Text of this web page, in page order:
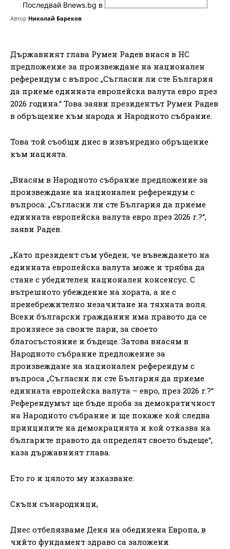
Последвай Bnews.bg в
Автор Николай Бареков
Държавният глава Румен Радев внася в НС
предложение за произвеждане на национален
референдум с въпрос „Съгласни ли сте България
да приеме единната европейска валута евро през
2026 година.“ Това заяви президентът Румен Радев
в обръщение към народа и Народното събрание.
Това той съобщи днес в извънредно обръщение
към нацията.
„Внасям в Народното събрание предложение за
произвеждане на национален референдум с
въпроса: „Съгласни ли сте България да приеме
единната европейска валута евро през 2026 г.?“,
заяви Радев.
„Като президент съм убеден, че въвеждането на
единната европейска валута може и трябва да
стане с убедителен национален консенсус. С
вътрешното убеждение на хората, а не с
пренебрежително незачитане на тяхната воля.
Всеки български гражданин има правото да се
произнесе за своите пари, за своето
благосъстояние и бъдеще. Затова внасям в
Народното събрание предложение за
произвеждане на национален референдум с
въпроса „Съгласни ли сте България да приеме
единната европейска валута – евро, през 2026 г.?“
Референдумът ще бъде проба за демократичност
на Народното събрание и ще покаже кой следва
принципите на демокрацията и кой отказва на
българите правото да определят своето бъдеще“,
каза държавният глава.
Ето го и цялото му изказване:
Скъпи сънародници,
Днес отбелязваме Деня на обединена Европа, в
чийто фундамент здраво са заложени